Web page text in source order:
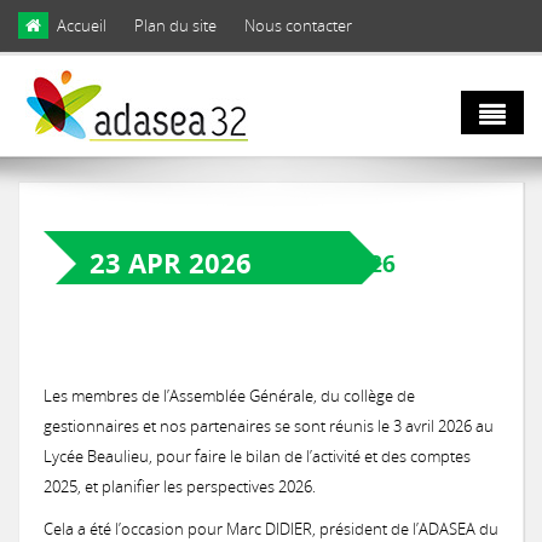
Skip to main content
Accueil Plan du site Nous contacter
Qui sommes
nous ?
Notre équipe
Notre engagement
Notre gouvernance
Biodiversité
Agro
écologie
23 APR 2026
ASSEMBLÉE GÉNÉRALE 2026
Les membres de l’Assemblée Générale, du collège de
gestionnaires et nos partenaires se sont réunis le 3 avril 2026 au
Lycée Beaulieu, pour faire le bilan de l’activité et des comptes
2025, et planifier les perspectives 2026.
Cela a été l’occasion pour Marc DIDIER, président de l’ADASEA du